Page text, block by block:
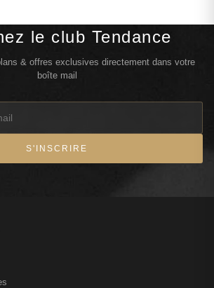
le club Tendance
& offres exclusives directement dans votre
boîte mail
S'INSCRIRE